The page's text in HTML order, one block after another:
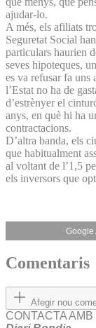
ajudar-lo.
A més, els afiliats
Seguretat Social
particulars haurien
seves hipoteques,
es va refusar fa uns
l’Estat no ha de
d’estrènyer el
anys, en què hi ha
contractacions.
D’altra banda, els
que habitualment
al voltant de l’1,5
els inversors que
Google
Comentaris
Afegir nou
CONTACTA